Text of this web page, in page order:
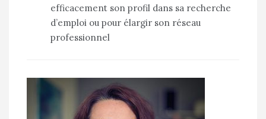
efficacement son profil dans sa recherche
d’emploi ou pour élargir son réseau
professionnel